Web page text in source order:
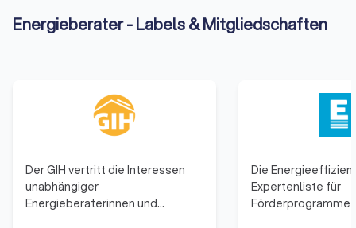
Energieberater - Labels & Mitgliedschaften
Der GIH vertritt die Interessen
unabhängiger
Energieberaterinnen und
Die
Expertenliste für
Förderprogramme